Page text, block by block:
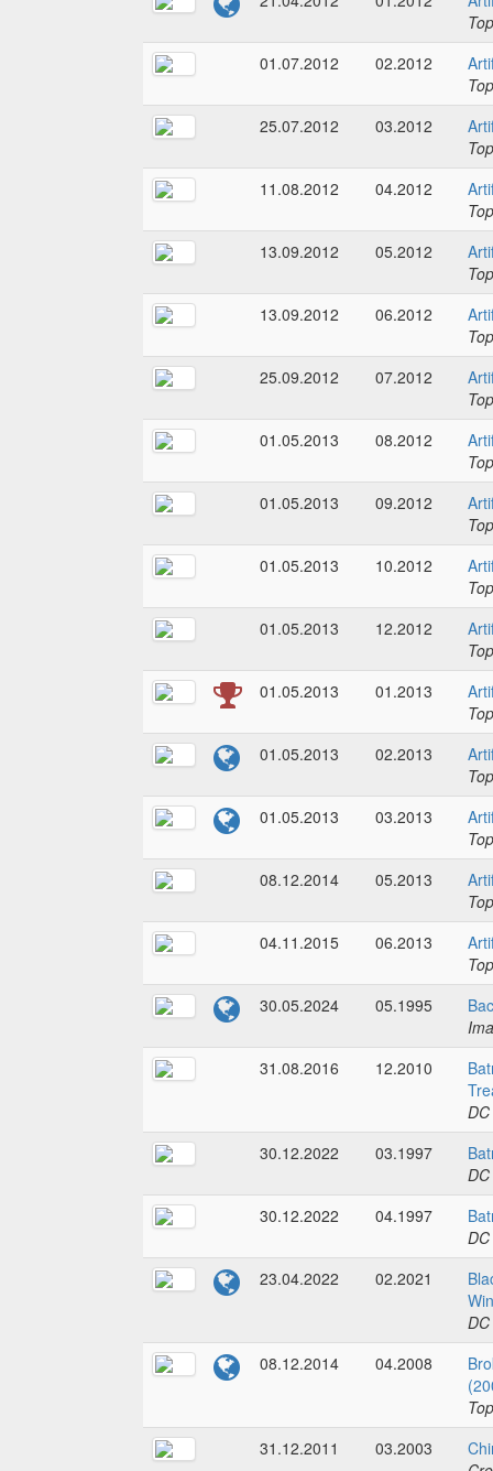
01.07.2012
02.2012
25.07.2012
03.2012
11.08.2012
04.2012
13.09.2012
05.2012
13.09.2012
06.2012
25.09.2012
07.2012
01.05.2013
08.2012
01.05.2013
09.2012
01.05.2013
10.2012
01.05.2013
12.2012
01.05.2013
01.2013
01.05.2013
02.2013
01.05.2013
03.2013
08.12.2014
05.2013
04.11.2015
06.2013
30.05.2024
05.1995
31.08.2016
12.2010
30.12.2022
03.1997
30.12.2022
04.1997
23.04.2022
02.2021
08.12.2014
04.2008
31.12.2011
03.2003